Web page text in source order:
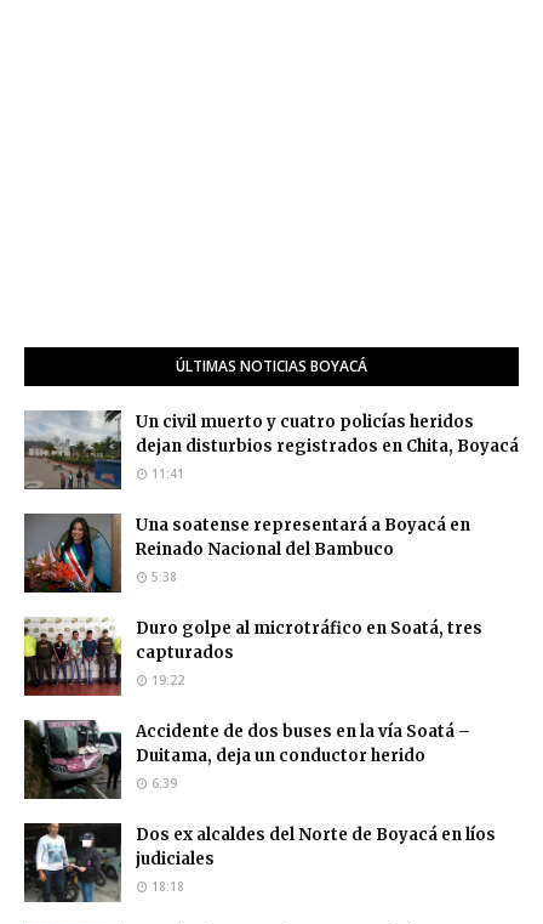
ÚLTIMAS NOTICIAS BOYACÁ
Un civil muerto y cuatro policías heridos
dejan disturbios registrados en Chita, Boyacá
11:41
Una soatense representará a Boyacá en
Reinado Nacional del Bambuco
5:38
Duro golpe al microtráfico en Soatá, tres
capturados
19:22
Accidente de dos buses en la vía Soatá –
Duitama, deja un conductor herido
6:39
Dos ex alcaldes del Norte de Boyacá en líos
judiciales
18:18